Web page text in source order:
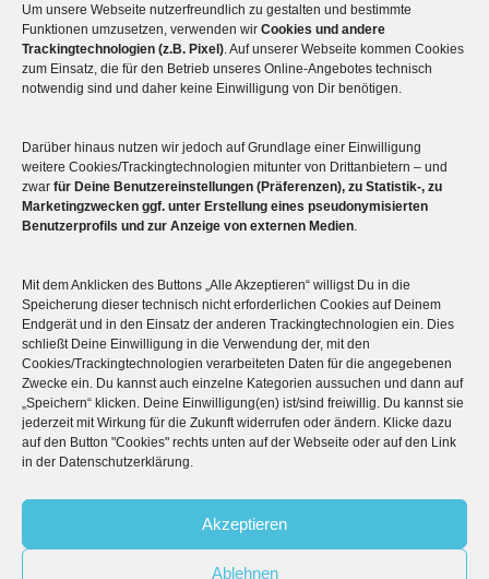
Um unsere Webseite nutzerfreundlich zu gestalten und bestimmte
Funktionen umzusetzen, verwenden wir Cookies und andere
Trackingtechnologien (z.B. Pixel). Auf unserer Webseite kommen Cookies
zum Einsatz, die für den Betrieb unseres Online-Angebotes technisch
notwendig sind und daher keine Einwilligung von Dir benötigen.
Darüber hinaus nutzen wir jedoch auf Grundlage einer Einwilligung
weitere Cookies/Trackingtechnologien mitunter von Drittanbietern – und
zwar für Deine Benutzereinstellungen (Präferenzen), zu Statistik-, zu
Marketingzwecken ggf. unter Erstellung eines pseudonymisierten
Benutzerprofils und zur Anzeige von externen Medien.
Mit dem Anklicken des Buttons „Alle Akzeptieren“ willigst Du in die
Speicherung dieser technisch nicht erforderlichen Cookies auf Deinem
Endgerät und in den Einsatz der anderen Trackingtechnologien ein. Dies
schließt Deine Einwilligung in die Verwendung der, mit den
Cookies/Trackingtechnologien verarbeiteten Daten für die angegebenen
Zwecke ein. Du kannst auch einzelne Kategorien aussuchen und dann auf
„Speichern“ klicken. Deine Einwilligung(en) ist/sind freiwillig. Du kannst sie
jederzeit mit Wirkung für die Zukunft widerrufen oder ändern. Klicke dazu
auf den Button "Cookies" rechts unten auf der Webseite oder auf den Link
in der Datenschutzerklärung.
Akzeptieren
Ablehnen
Mehr über die Boulderwelt
 Unsere Hallen im Überblick
© 2026Boulderwelt
Benutzungsordnung
Impressum